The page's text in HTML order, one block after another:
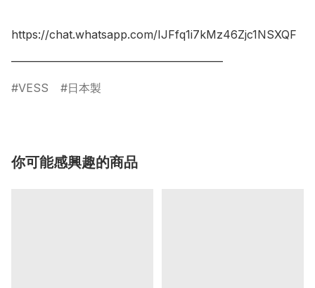
https://chat.whatsapp.com/IJFfq1i7kMz46Zjc1NSXQF
VESS 日本製
你可能感興趣的商品